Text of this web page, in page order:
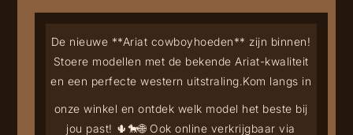
De nieuwe **Ariat cowboyhoeden** zijn binnen!
Stoere modellen met de bekende Ariat-kwaliteit
en een perfecte western uitstraling.Kom langs in
onze winkel en ontdek welk model het beste bij
jou past! 🌵🐎🌐 Ook online verkrijgbaar via